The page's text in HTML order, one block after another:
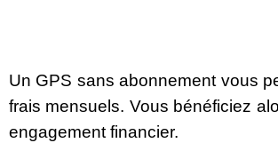
Un GPS sans abonnement vous
frais mensuels. Vous bénéficiez
engagement financier.